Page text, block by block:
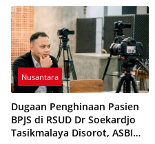
Nusantara
Dugaan Penghinaan Pasien
BPJS di RSUD Dr Soekardjo
Tasikmalaya Disorot, ASBI